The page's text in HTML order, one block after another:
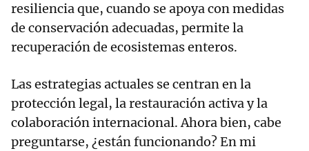
resiliencia que, cuando se apoya con medidas
de conservación adecuadas, permite la
recuperación de ecosistemas enteros.
Las estrategias actuales se centran en la
protección legal, la restauración activa y la
colaboración internacional. Ahora bien, cabe
preguntarse, ¿están funcionando? En mi